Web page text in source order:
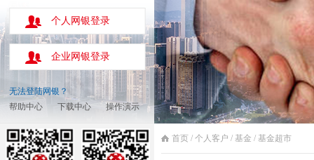
个人网银登录
企业网银登录
无法登陆网银？
帮助中心
下载中心 操作演示
首页 / 个人客户 / 基金 / 基金超市